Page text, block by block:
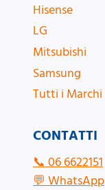
CONTATTI
📞06 6622151
💬WhatsApp
Hisense
LG
Mitsubishi
Samsung
Tutti i Marchi